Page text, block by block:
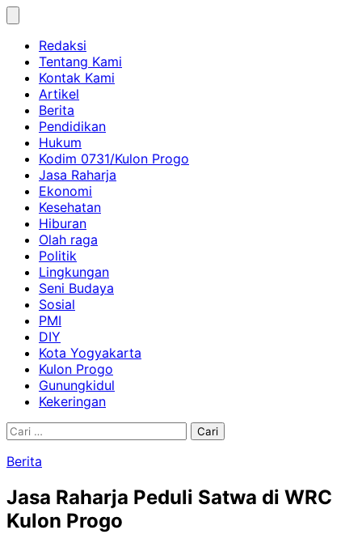
Skip
contentRedaksi
Tentang Kami
Kontak Kami
Artikel
Berita
Pendidikan
Hukum
Kodim 0731/Kulon Progo
Jasa Raharja
Ekonomi
Kesehatan
Hiburan
Olah raga
Politik
Lingkungan
Seni Budaya
Sosial
PMI
DIY
Kota Yogyakarta
Kulon Progo
Gunungkidul
Kekeringan
Cari
Berita
Jasa Raharja Peduli Satwa di WRC
Kulon Progo